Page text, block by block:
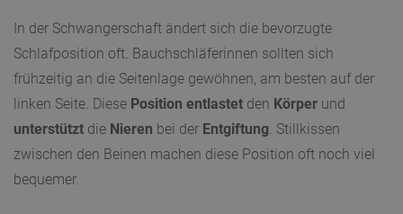
In der Schwangerschaft ändert sich die bevorzugte
Schlafposition oft. Bauchschläferinnen sollten sich
frühzeitig an die Seitenlage gewöhnen, am besten auf der
linken Seite. Diese Position entlastet den Körper und
unterstützt die Nieren bei der Entgiftung. Stillkissen
zwischen den Beinen machen diese Position oft noch viel
bequemer.